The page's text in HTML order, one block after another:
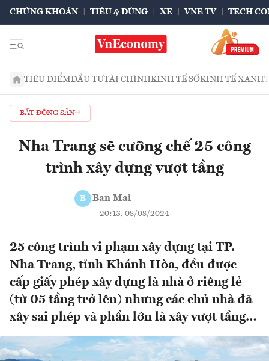
CHỨNG KHOÁN TIÊU & DÙNG XE VNE TV TECH
TIÊU ĐIỂMĐẦU TƯTÀI CHÍNHKINH TẾ SỐKINH TẾ XANH
BẤT ĐỘNG SẢN
Nha Trang sẽ cưỡng chế 25 công
trình xây dựng vượt tầng
B Ban Mai
20:13, 08/08/2024
25 công trình vi phạm xây dựng tại TP.
Nha Trang, tỉnh Khánh Hòa, đều được
cấp giấy phép xây dựng là nhà ở riêng lẻ
(từ 05 tầng trở lên) nhưng các chủ nhà đã
xây sai phép và phần lớn là xây vượt tầng…